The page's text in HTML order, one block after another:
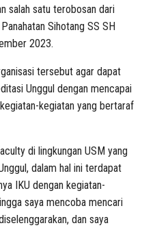
salah satu terobosan dari
Sihotang SS SH
2023.
tersebut agar dapat
Unggul dengan mencapai
kegiatan yang bertaraf
di lingkungan USM yang
dalam hal ini terdapat
IKU dengan kegiatan-
saya mencoba mencari
dan saya